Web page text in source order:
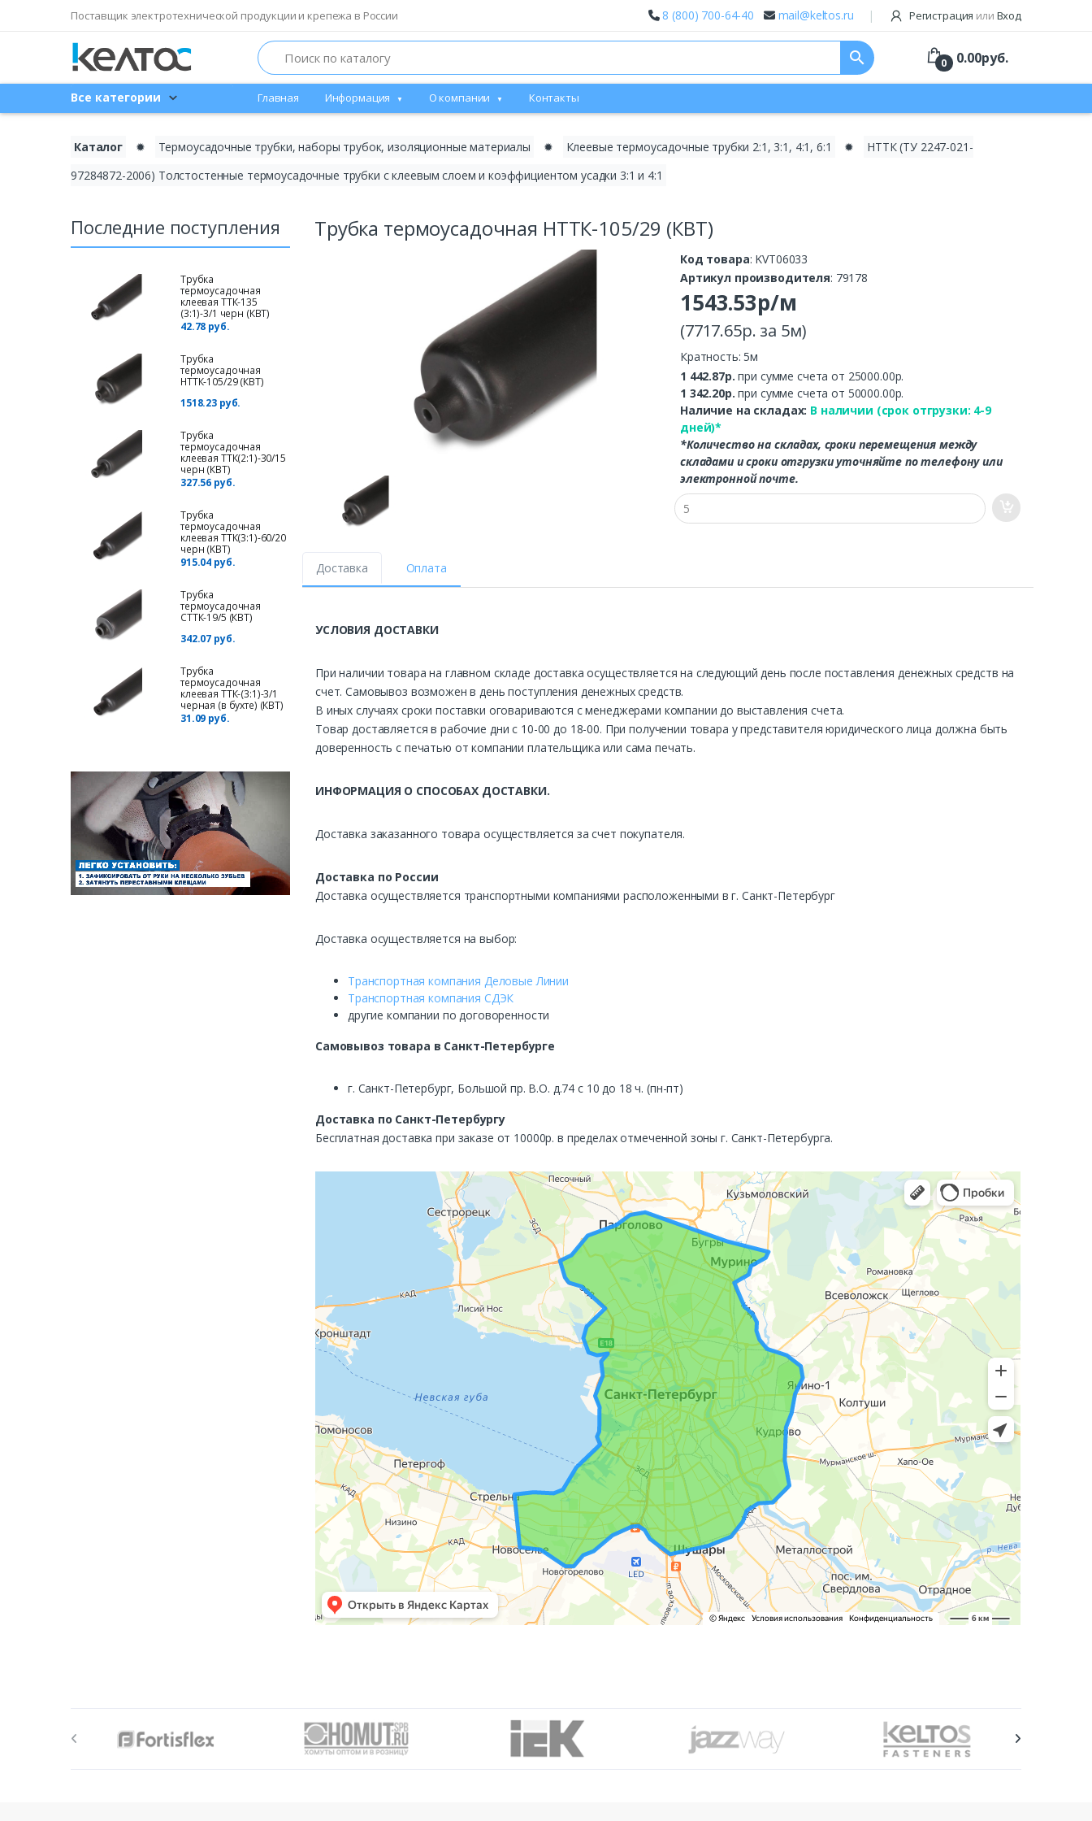
Поставщик электротехнической продукции и крепежа в России 8 (800) 700-64-40 mail@keltos.ru Регистрация или Вход
Search search 0 0.00руб.
Все категории Главная Информация О компании Контакты
Каталог ✹ Термоусадочные трубки, наборы трубок, изоляционные материалы ✹ Клеевые термоусадочные трубки 2:1, 3:1, 4:1, 6:1 ✹
НТТК (ТУ 2247-021-
97284872-2006) Толстостенные термоусадочные трубки с клеевым слоем и коэффициентом усадки 3:1 и 4:1
Последние поступления
Трубка
термоусадочная
клеевая ТТК-135
(3:1)-3/1 черн (КВТ)
42.78 руб.
Трубка
термоусадочная
НТТК-105/29 (КВТ)
1518.23 руб.
Трубка
термоусадочная
клеевая ТТК(2:1)-30/15
черн (КВТ)
327.56 руб.
Трубка
термоусадочная
клеевая ТТК(3:1)-60/20
черн (КВТ)
915.04 руб.
Трубка
термоусадочная
СТТК-19/5 (КВТ)
342.07 руб.
Трубка
термоусадочная
клеевая ТТК-(3:1)-3/1
черная (в бухте) (КВТ)
31.09 руб.
Трубка термоусадочная НТТК-105/29 (КВТ)
Код товара: KVT06033
Артикул производителя: 79178
1543.53р/м
(7717.65р. за 5м)
Кратность: 5м
1 442.87р.при сумме счета от 25000.00р.
1 342.20р.при сумме счета от 50000.00р.
Наличие на складах: В наличии (срок отгрузки: 4-9
дней)*
*Количество на складах, сроки перемещения между
складами и сроки отгрузки уточняйте по телефону или
электронной почте.
Доставка Оплата
УСЛОВИЯ ДОСТАВКИ
При наличии товара на главном складе доставка осуществляется на следующий день после поставления денежных средств на
счет. Самовывоз возможен в день поступления денежных средств.
В иных случаях сроки поставки оговариваются с менеджерами компании до выставления счета.
Товар доставляется в рабочие дни с 10-00 до 18-00. При получении товара у представителя юридического лица должна быть
доверенность с печатью от компании плательщика или сама печать.
ИНФОРМАЦИЯ О СПОСОБАХ ДОСТАВКИ.
Доставка заказанного товара осуществляется за счет покупателя.
Доставка по России
Доставка осуществляется транспортными компаниями расположенными в г. Санкт-Петербург
Доставка осуществляется на выбор:
Транспортная компания Деловые Линии
Транспортная компания СДЭК
другие компании по договоренности
Самовывоз товара в Санкт-Петербурге
г. Санкт-Петербург, Большой пр. В.О. д.74 с 10 до 18 ч. (пн-пт)
Доставка по Санкт-Петербургу
Бесплатная доставка при заказе от 10000р. в пределах отмеченной зоны г. Санкт-Петербурга.